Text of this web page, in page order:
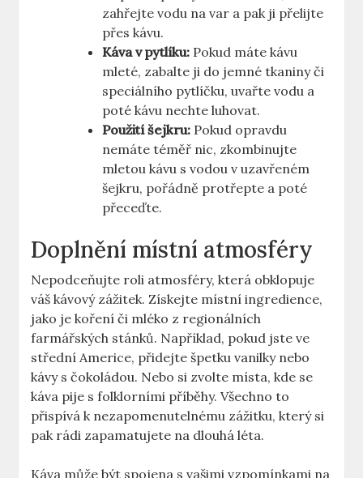
zahřejte vodu na var a pak ji přelijte
přes kávu.
Káva v pytlíku: Pokud máte kávu
mleté, zabalte ji do jemné tkaniny či
speciálního pytlíčku, uvařte vodu a
poté kávu nechte luhovat.
Použití šejkru: Pokud opravdu
nemáte téměř nic, zkombinujte
mletou kávu s vodou v uzavřeném
šejkru, pořádně protřepte a poté
přeceďte.
Doplnění místní atmosféry
Nepodceňujte roli atmosféry, která obklopuje
váš kávový zážitek. Získejte místní ingredience,
jako je koření či mléko z regionálních
farmářských stánků. Například, pokud jste ve
střední Americe, přidejte špetku vanilky nebo
kávy s čokoládou. Nebo si zvolte místa, kde se
káva pije s folklorními příběhy. Všechno to
přispívá k nezapomenutelnému zážitku, který si
pak rádi zapamatujete na dlouhá léta.
Káva může být spojena s vašimi vzpomínkami na